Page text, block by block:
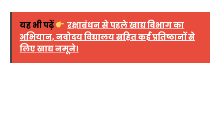
यह भी पढ़ें
रक्षाबंधन से पहले खाद्य विभाग का
अभियान, नवोदय विद्यालय सहित कई प्रतिष्ठानों से
लिए खाद्य नमूने।